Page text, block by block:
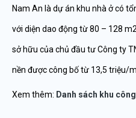
Nam An là dự án khu nhà ở có
với diện dao động từ 80 – 128
sở hữu của chủ đầu tư Công ty
nền được công bố từ 13,5 triệu/
Xem thêm: Danh sách khu